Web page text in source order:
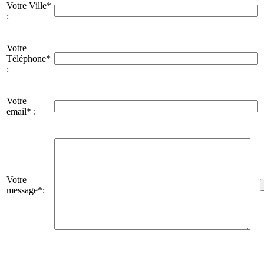
Votre Ville*
:
Votre
Téléphone*
:
Votre
email* :
Votre
message*: